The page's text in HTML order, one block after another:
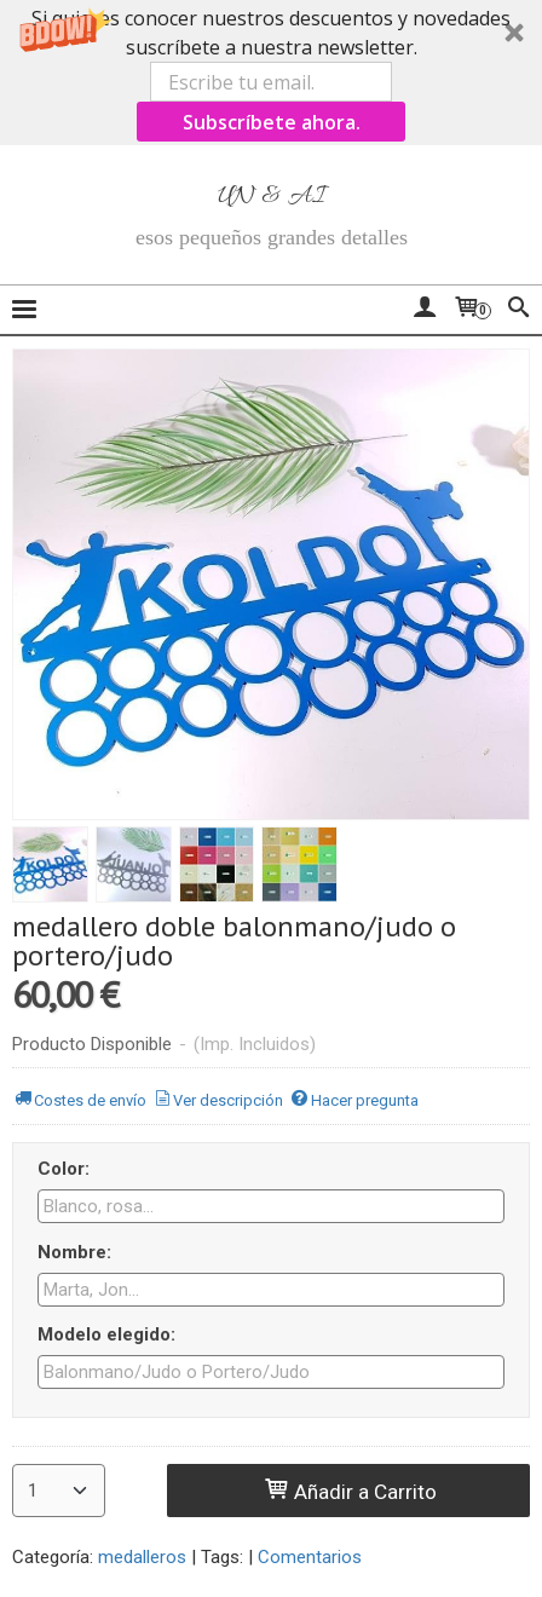
Si quieres conocer nuestros descuentos y novedades
suscríbete a nuestra newsletter.
Subscríbete ahora.
UN & AI
esos pequeños grandes detalles
0
medallero doble balonmano/judo o
portero/judo
60,00 €
Producto Disponible - (Imp. Incluidos)
Costes de envío Ver descripción Hacer pregunta
Color:
Nombre:
Modelo elegido:
Añadir a Carrito
Categoría: medalleros | Tags: | Comentarios